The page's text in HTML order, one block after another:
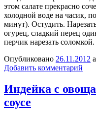
этом салате прекрасно
холодной воде на часик,
минут). Остудить.
огурец, сладкий перец
перчик нарезать
Опубликовано 26.11.2012
Добавить комментарий
Индейка с
соусе